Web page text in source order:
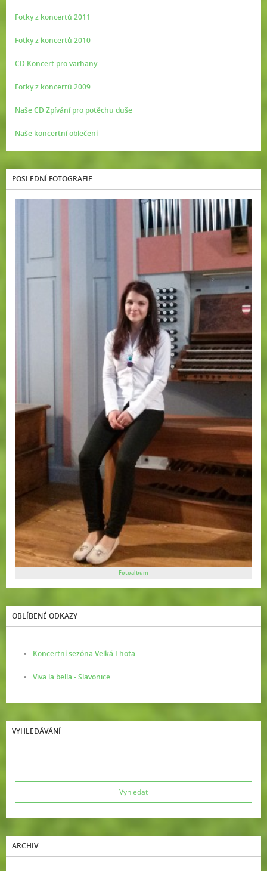
Fotky z koncertů 2011
Fotky z koncertů 2010
CD Koncert pro varhany
Fotky z koncertů 2009
Naše CD Zpívání pro potěchu duše
Naše koncertní oblečení
POSLEDNÍ FOTOGRAFIE
Fotoalbum
OBLÍBENÉ ODKAZY
Koncertní sezóna Velká Lhota
Viva la bella - Slavonice
VYHLEDÁVÁNÍ
ARCHIV